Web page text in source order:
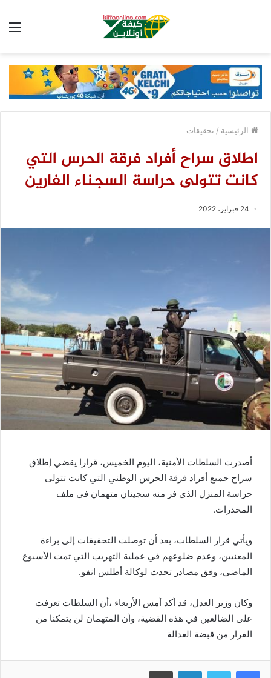
الرئيسية / تحقيقات
اطلاق سراح أفراد فرقة الحرس التي
كانت تتولى حراسة السجناء الفارين
24 فبراير، 2022
أصدرت السلطات الأمنية، اليوم الخميس، قرارا يقضي إطلاق
سراح جميع أفراد فرقة الحرس الوطني التي كانت تتولى
حراسة المنزل الذي فر منه سجينان متهمان في ملف
المخدرات.
ويأتي قرار السلطات، بعد أن توصلت التحقيقات إلى براءة
المعنيين، وعدم ضلوعهم في عملية التهريب التي تمت الأسبوع
الماضي، وفق مصادر تحدث لوكالة أطلس انفو.
وكان وزير العدل، قد أكد أمس الأربعاء ،أن السلطات تعرفت
على الضالعين في هذه القضية، وأن المتهمان لن يتمكنا من
الفرار من قبضة العدالة
فيسبوك تويتر لينكدإن طباعة